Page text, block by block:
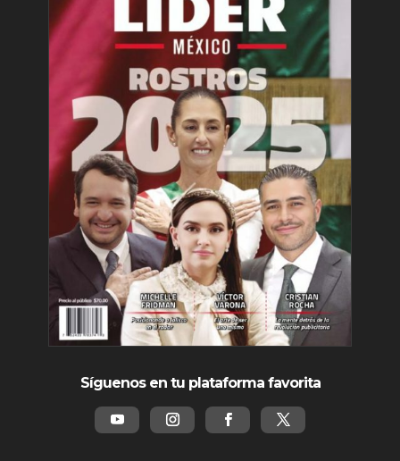
Síguenos en tu plataforma favorita